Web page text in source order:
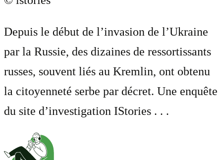
Depuis le début de l’invasion de l’Ukraine
par la Russie, des dizaines de ressortissants
russes, souvent liés au Kremlin, ont obtenu
la citoyenneté serbe par décret. Une enquête
du site d’investigation IStories . . .